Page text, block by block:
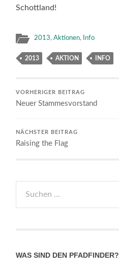
Schottland!
2013,Aktionen, Info
2013 AKTION INFO
VORHERIGER BEITRAG
Neuer Stammesvorstand
NÄCHSTER BEITRAG
Raising the Flag
nach:
WAS SIND DEN PFADFINDER?